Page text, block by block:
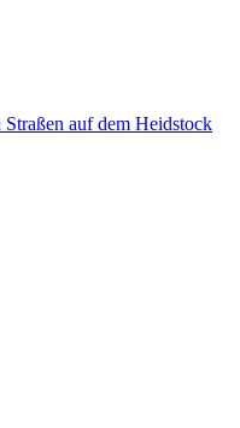
auf dem Heidstock